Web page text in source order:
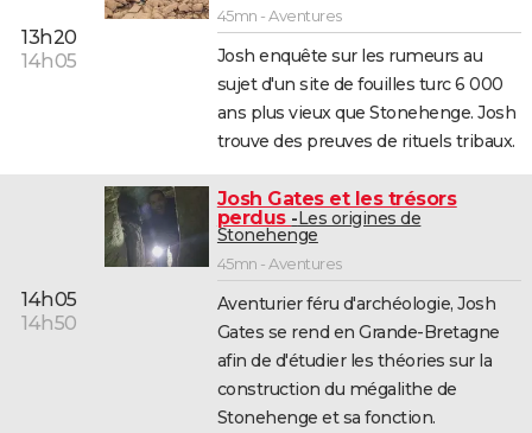
13h20
14h05
45mn - Aventures
Josh enquête sur les rumeurs au
sujet d'un site de fouilles turc 6 000
ans plus vieux que Stonehenge. Josh
trouve des preuves de rituels tribaux.
14h05
14h50
Josh Gates et les trésors
perdus
Les origines de
Stonehenge
45mn - Aventures
Aventurier féru d'archéologie, Josh
Gates se rend en Grande-Bretagne
afin de d'étudier les théories sur la
construction du mégalithe de
Stonehenge et sa fonction.